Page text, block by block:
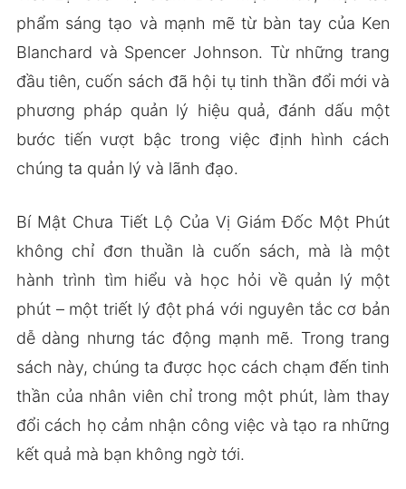
phẩm sáng tạo và mạnh mẽ từ bàn tay của Ken
Blanchard và Spencer Johnson. Từ những trang
đầu tiên, cuốn sách đã hội tụ tinh thần đổi mới và
phương pháp quản lý hiệu quả, đánh dấu một
bước tiến vượt bậc trong việc định hình cách
chúng ta quản lý và lãnh đạo.
Bí Mật Chưa Tiết Lộ Của Vị Giám Đốc Một Phút
không chỉ đơn thuần là cuốn sách, mà là một
hành trình tìm hiểu và học hỏi về quản lý một
phút – một triết lý đột phá với nguyên tắc cơ bản
dễ dàng nhưng tác động mạnh mẽ. Trong trang
sách này, chúng ta được học cách chạm đến tinh
thần của nhân viên chỉ trong một phút, làm thay
đổi cách họ cảm nhận công việc và tạo ra những
kết quả mà bạn không ngờ tới.